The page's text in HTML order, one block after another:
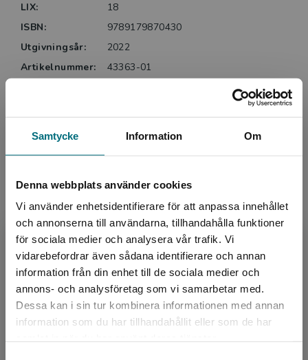
Samtycke Information Om
Denna webbplats använder cookies
Vi använder enhetsidentifierare för att anpassa innehållet
och annonserna till användarna, tillhandahålla funktioner
för sociala medier och analysera vår trafik. Vi
vidarebefordrar även sådana identifierare och annan
information från din enhet till de sociala medier och
annons- och analysföretag som vi samarbetar med.
Dessa kan i sin tur kombinera informationen med annan
information som du har tillhandahållit eller som de har
Begränsad fraktregion
Det verkar som att du besöker
nyponochviljaforlag.se via en enhet utanför
LIX:
18
ISBN:
9789179870430
Utgivningsår:
2022
Artikelnummer:
43363-01
Köp- och leveransvillkor
Relaterat